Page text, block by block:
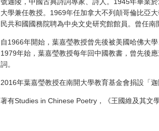
大學兼任教授。1969年任加拿大不列顛哥倫比亞
民共和國國務院聘為中央文史研究館館員。曾任南
自1966年開始，葉嘉瑩教授曾先後被美國哈佛大
1979年始，葉嘉瑩教授每年回中國教書，曾先後
詞。
2016年葉嘉瑩教授在南開大學教育基金會捐設「
著有Studies in Chinese Poetry，《王國維及其文